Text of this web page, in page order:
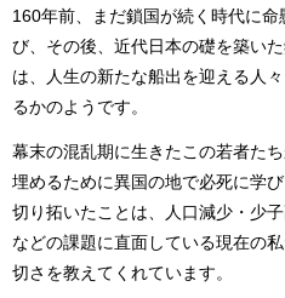
160年前、まだ鎖国が続く時代に
び、その後、近代日本の礎を築い
は、人生の新たな船出を迎える人
るかのようです。
幕末の混乱期に生きたこの若者た
埋めるために異国の地で必死に学
切り拓いたことは、人口減少・少
などの課題に直面している現在の
切さを教えてくれています。